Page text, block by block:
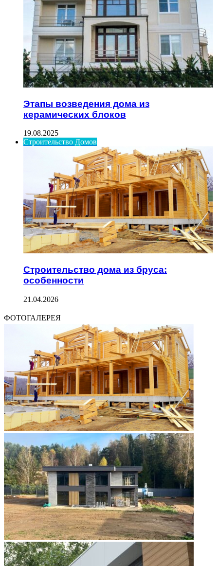
Этапы возведения дома из
керамических блоков
19.08.2025
Строительство Домов
Строительство дома из бруса:
особенности
21.04.2026
ФОТОГАЛЕРЕЯ